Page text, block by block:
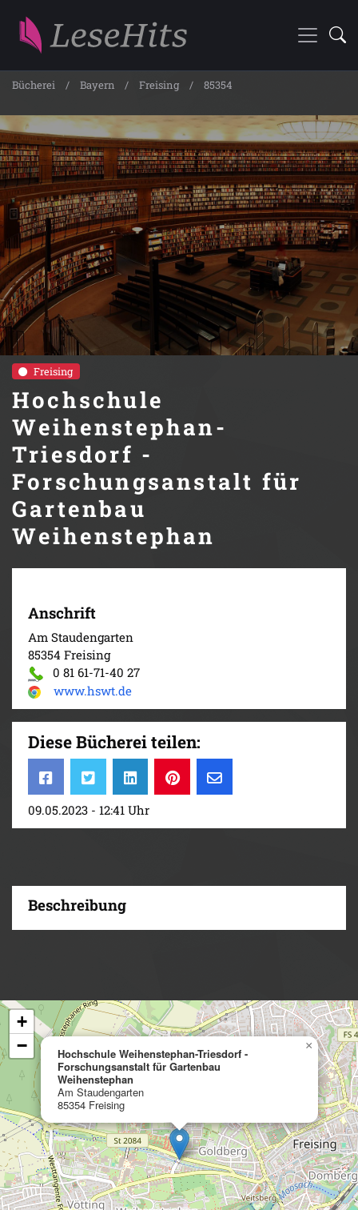
Bücherei Bayern Freising 85354
Freising
Hochschule
Weihenstephan-
Triesdorf -
Forschungsanstalt für
Gartenbau
Weihenstephan
Anschrift
Am Staudengarten
85354 Freising
0 81 61-71-40 27
www.hswt.de
Diese Bücherei teilen:
09.05.2023 - 12:41 Uhr
Beschreibung
Hochschule Weihenstephan-Triesdorf -
Forschungsanstalt für Gartenbau
Weihenstephan
Am Staudengarten
85354 Freising
×
+
−